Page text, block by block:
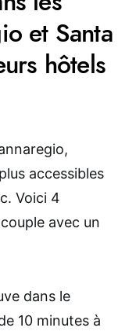
et Santa
hôtels
accessibles
Voici 4
avec un
dans le
10 minutes à